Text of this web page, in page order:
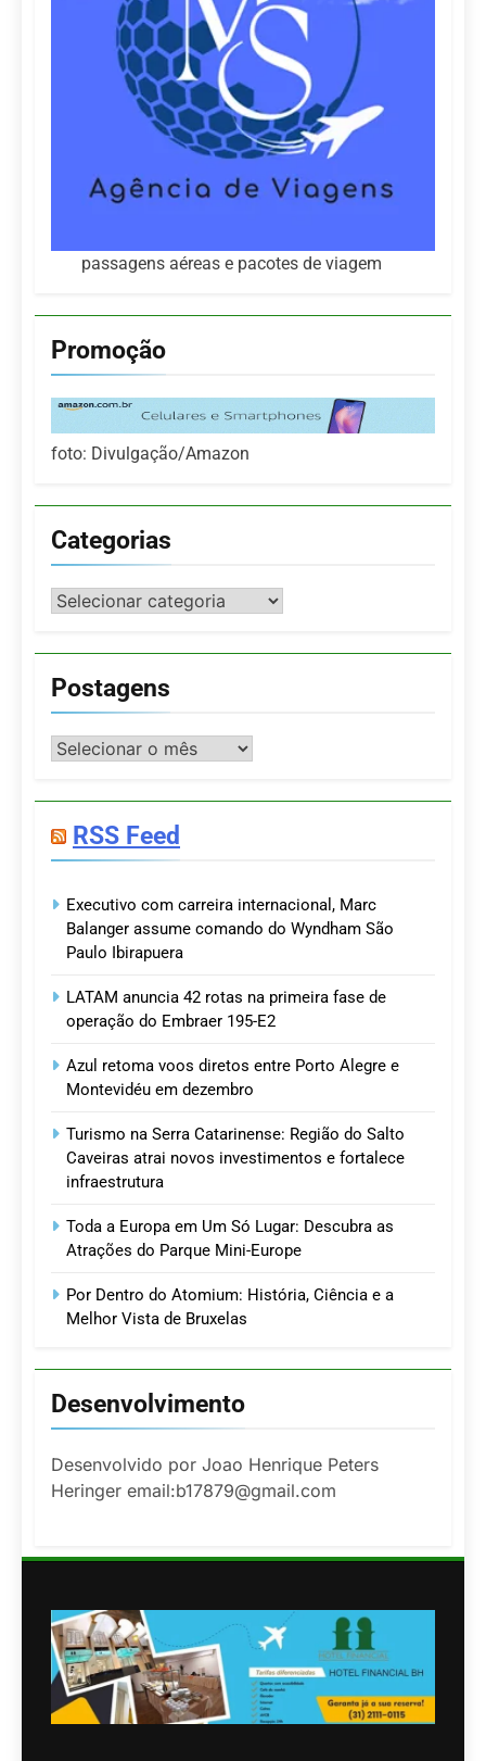
passagens aéreas e pacotes de viagem
Promoção
foto: Divulgação/Amazon
Categorias
Categorias
Postagens
Postagens
RSS Feed
Executivo com carreira internacional, Marc
Balanger assume comando do Wyndham São
Paulo Ibirapuera
LATAM anuncia 42 rotas na primeira fase de
operação do Embraer 195-E2
Azul retoma voos diretos entre Porto Alegre e
Montevidéu em dezembro
Turismo na Serra Catarinense: Região do Salto
Caveiras atrai novos investimentos e fortalece
infraestrutura
Toda a Europa em Um Só Lugar: Descubra as
Atrações do Parque Mini-Europe
Por Dentro do Atomium: História, Ciência e a
Melhor Vista de Bruxelas
Desenvolvimento
Desenvolvido por Joao Henrique Peters
Heringer email:b17879@gmail.com